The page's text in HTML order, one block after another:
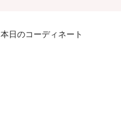
本日のコーディネート